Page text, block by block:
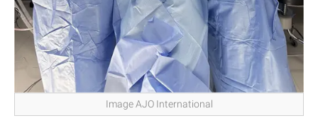
Image AJO International